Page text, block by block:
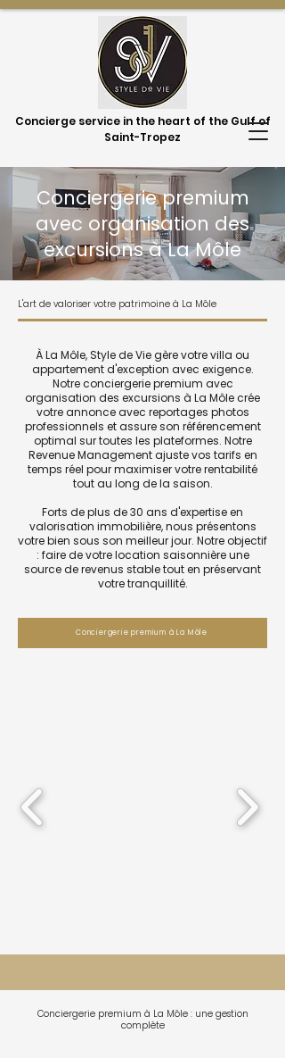
Concierge service in the heart of the Gulf of
Saint-Tropez
Conciergerie premium
avec organisation des
excursions à La Môle
L'art de valoriser votre patrimoine à La Môle
À La Môle, Style de Vie gère votre villa ou
appartement d'exception avec exigence.
Notre conciergerie premium avec
organisation des excursions à La Môle crée
votre annonce avec reportages photos
professionnels et assure son référencement
optimal sur toutes les plateformes. Notre
Revenue Management ajuste vos tarifs en
temps réel pour maximiser votre rentabilité
tout au long de la saison.
Forts de plus de 30 ans d'expertise en
valorisation immobilière, nous présentons
votre bien sous son meilleur jour. Notre objectif
: faire de votre location saisonnière une
source de revenus stable tout en préservant
votre tranquillité.
Conciergerie premium à La Môle
Conciergerie premium à La Môle : une gestion
complète